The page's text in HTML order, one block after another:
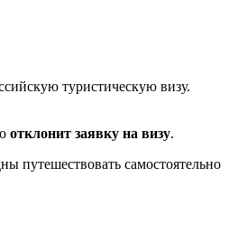
туристическую визу.
отклонит заявку на визу.
путешествовать самостоятельно